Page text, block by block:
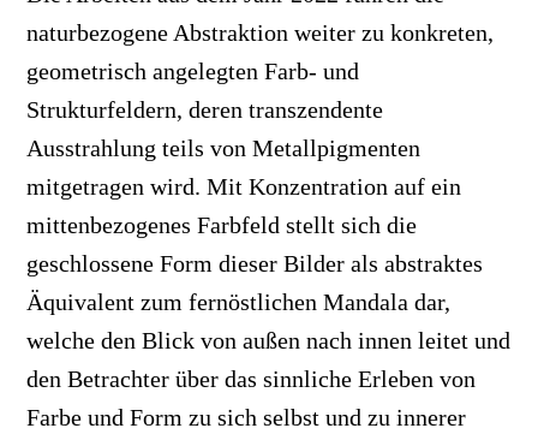
naturbezogene Abstraktion weiter zu konkreten,
geometrisch angelegten Farb- und
Strukturfeldern, deren transzendente
Ausstrahlung teils von Metallpigmenten
mitgetragen wird. Mit Konzentration auf ein
mittenbezogenes Farbfeld stellt sich die
geschlossene Form dieser Bilder als abstraktes
Äquivalent zum fernöstlichen Mandala dar,
welche den Blick von außen nach innen leitet und
den Betrachter über das sinnliche Erleben von
Farbe und Form zu sich selbst und zu innerer